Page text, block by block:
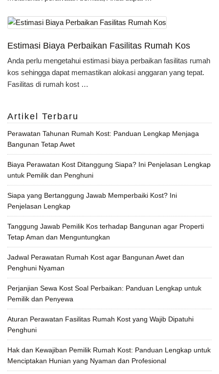
Estimasi Biaya Perbaikan Fasilitas Rumah Kos
Anda perlu mengetahui estimasi biaya perbaikan fasilitas rumah
kos sehingga dapat memastikan alokasi anggaran yang tepat.
Fasilitas di rumah kost …
Artikel Terbaru
Perawatan Tahunan Rumah Kost: Panduan Lengkap Menjaga
Bangunan Tetap Awet
Biaya Perawatan Kost Ditanggung Siapa? Ini Penjelasan Lengkap
untuk Pemilik dan Penghuni
Siapa yang Bertanggung Jawab Memperbaiki Kost? Ini
Penjelasan Lengkap
Tanggung Jawab Pemilik Kos terhadap Bangunan agar Properti
Tetap Aman dan Menguntungkan
Jadwal Perawatan Rumah Kost agar Bangunan Awet dan
Penghuni Nyaman
Perjanjian Sewa Kost Soal Perbaikan: Panduan Lengkap untuk
Pemilik dan Penyewa
Aturan Perawatan Fasilitas Rumah Kost yang Wajib Dipatuhi
Penghuni
Hak dan Kewajiban Pemilik Rumah Kost: Panduan Lengkap untuk
Menciptakan Hunian yang Nyaman dan Profesional